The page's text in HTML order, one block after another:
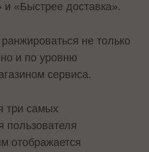
«Быстрее доставка».
не только
и по уровню
сервиса.
три самых
пользователя
отображается